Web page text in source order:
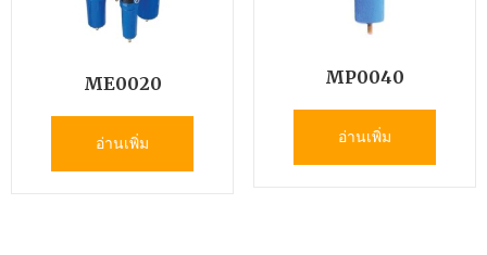
ME0020
อ่านเพิ่ม
MP0040
อ่านเพิ่ม